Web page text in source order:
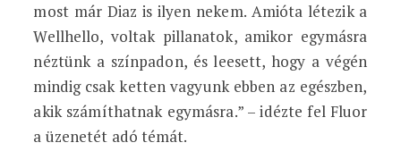
most már Diaz is ilyen nekem. Amióta létezik a
Wellhello, voltak pillanatok, amikor egymásra
néztünk a színpadon, és leesett, hogy a végén
mindig csak ketten vagyunk ebben az egészben,
akik számíthatnak egymásra.” – idézte fel Fluor
a üzenetét adó témát.